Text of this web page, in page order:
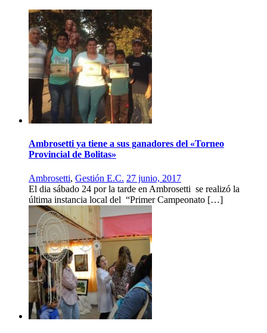
Ambrosetti ya tiene a sus ganadores del «Torneo
Provincial de Bolitas»
Ambrosetti, Gestión E.C. 27 junio, 2017
El dia sábado 24 por la tarde en Ambrosetti se realizó la
última instancia local del “Primer Campeonato […]